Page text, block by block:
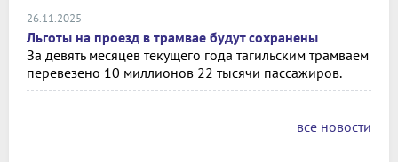
26.11.2025
Льготы на проезд в трамвае будут сохранены
За девять месяцев текущего года тагильским трамваем
перевезено 10 миллионов 22 тысячи пассажиров.
все новости